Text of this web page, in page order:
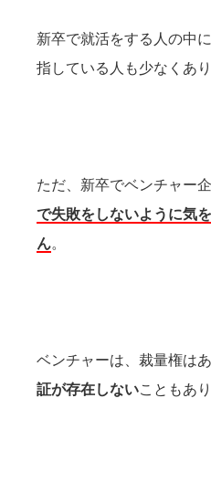
新卒で就活をする人の中に
指している人も少なくあり
ただ、新卒でベンチャー
で失敗をしないように気
ん。
ベンチャーは、裁量権は
証が存在しないこともあ